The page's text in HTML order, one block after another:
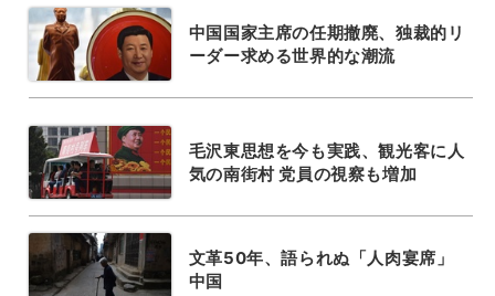
中国国家主席の任期撤廃、独裁的リ
ーダー求める世界的な潮流
毛沢東思想を今も実践、観光客に人
気の南街村 党員の視察も増加
文革50年、語られぬ「人肉宴席」
中国